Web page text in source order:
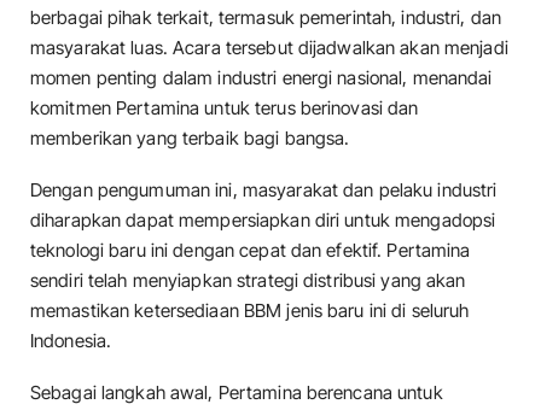
berbagai pihak terkait, termasuk pemerintah, industri, dan
masyarakat luas. Acara tersebut dijadwalkan akan menjadi
momen penting dalam industri energi nasional, menandai
komitmen Pertamina untuk terus berinovasi dan
memberikan yang terbaik bagi bangsa.
Dengan pengumuman ini, masyarakat dan pelaku industri
diharapkan dapat mempersiapkan diri untuk mengadopsi
teknologi baru ini dengan cepat dan efektif. Pertamina
sendiri telah menyiapkan strategi distribusi yang akan
memastikan ketersediaan BBM jenis baru ini di seluruh
Indonesia.
Sebagai langkah awal, Pertamina berencana untuk